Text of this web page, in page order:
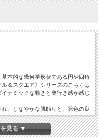
本的な幾何学形状である円や四角
＆スクエア》シリーズのこちらは
ナミックな動きと奥行き感が感じ
、しなやかな肌触りと、発色の良
ておけば安心、お洋服のアクセン
す。
見る ▼